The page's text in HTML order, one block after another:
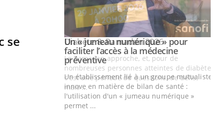
seYoutube Youtube
Un « jumeau numérique » pour
faciliter l’accès à la médecine
préventiveYoutube
Un établissement lié à un groupe mutualiste
innove en matière de bilan de santé :
l'utilisation d'un « jumeau numérique »
permet ...